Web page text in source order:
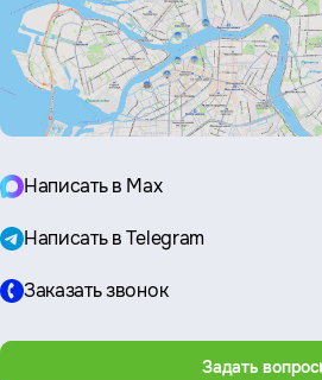
Написать в Max
Написать в Telegram
Заказать звонок
Задать вопрос